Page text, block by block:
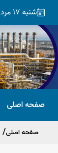
شنبه 17 مرداد 1405
صفحه اصلی
صفحه اصلی